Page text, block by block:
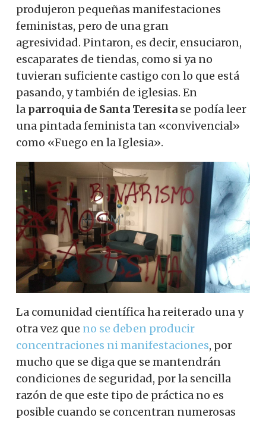
produjeron pequeñas manifestaciones
feministas, pero de una gran
agresividad. Pintaron, es decir, ensuciaron,
escaparates de tiendas, como si ya no
tuvieran suficiente castigo con lo que está
pasando, y también de iglesias. En
la parroquia de Santa Teresita se podía leer
una pintada feminista tan «convivencial»
como «Fuego en la Iglesia».
La comunidad científica ha reiterado una y
otra vez que no se deben producir
concentraciones ni manifestaciones, por
mucho que se diga que se mantendrán
condiciones de seguridad, por la sencilla
razón de que este tipo de práctica no es
posible cuando se concentran numerosas